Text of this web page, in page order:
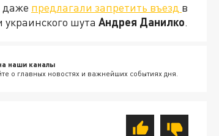
даже предлагали запретить въезд в
украинского шута Андрея Данилко.
наши каналы
о главных новостях и важнейших событиях дня.